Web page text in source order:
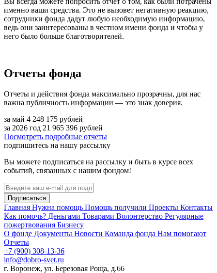
именно ваши средства. Это не вызовет негативную реакцию,
сотрудники фонда дадут любую необходимую информацию,
ведь они заинтересованы в честном имени фонда и чтобы у
него было больше благотворителей.
Отчеты фонда
Отчеты и действия фонда максимально прозрачны, для нас
важна публичность информации — это знак доверия.
за май 4 248 175 рублей
за 2026 год 21 965 396 рублей
Посмотреть подробные отчеты
подпишитесь на нашу рассылку
Вы можете подписаться на рассылку и быть в курсе всех
событий, связанных с нашим фондом!
Подписаться
Главная Нужна помощь Помощь получили Проекты Контакты
Как помочь? Деньгами Товарами Волонтерство Регулярные
пожертвования Бизнесу
О фонде Документы Новости Команда фонда Нам помогают
Отчеты
+7 (900) 308-13-36
info@dobro-svet.ru
г. Воронеж, ул. Березовая Роща, д.66